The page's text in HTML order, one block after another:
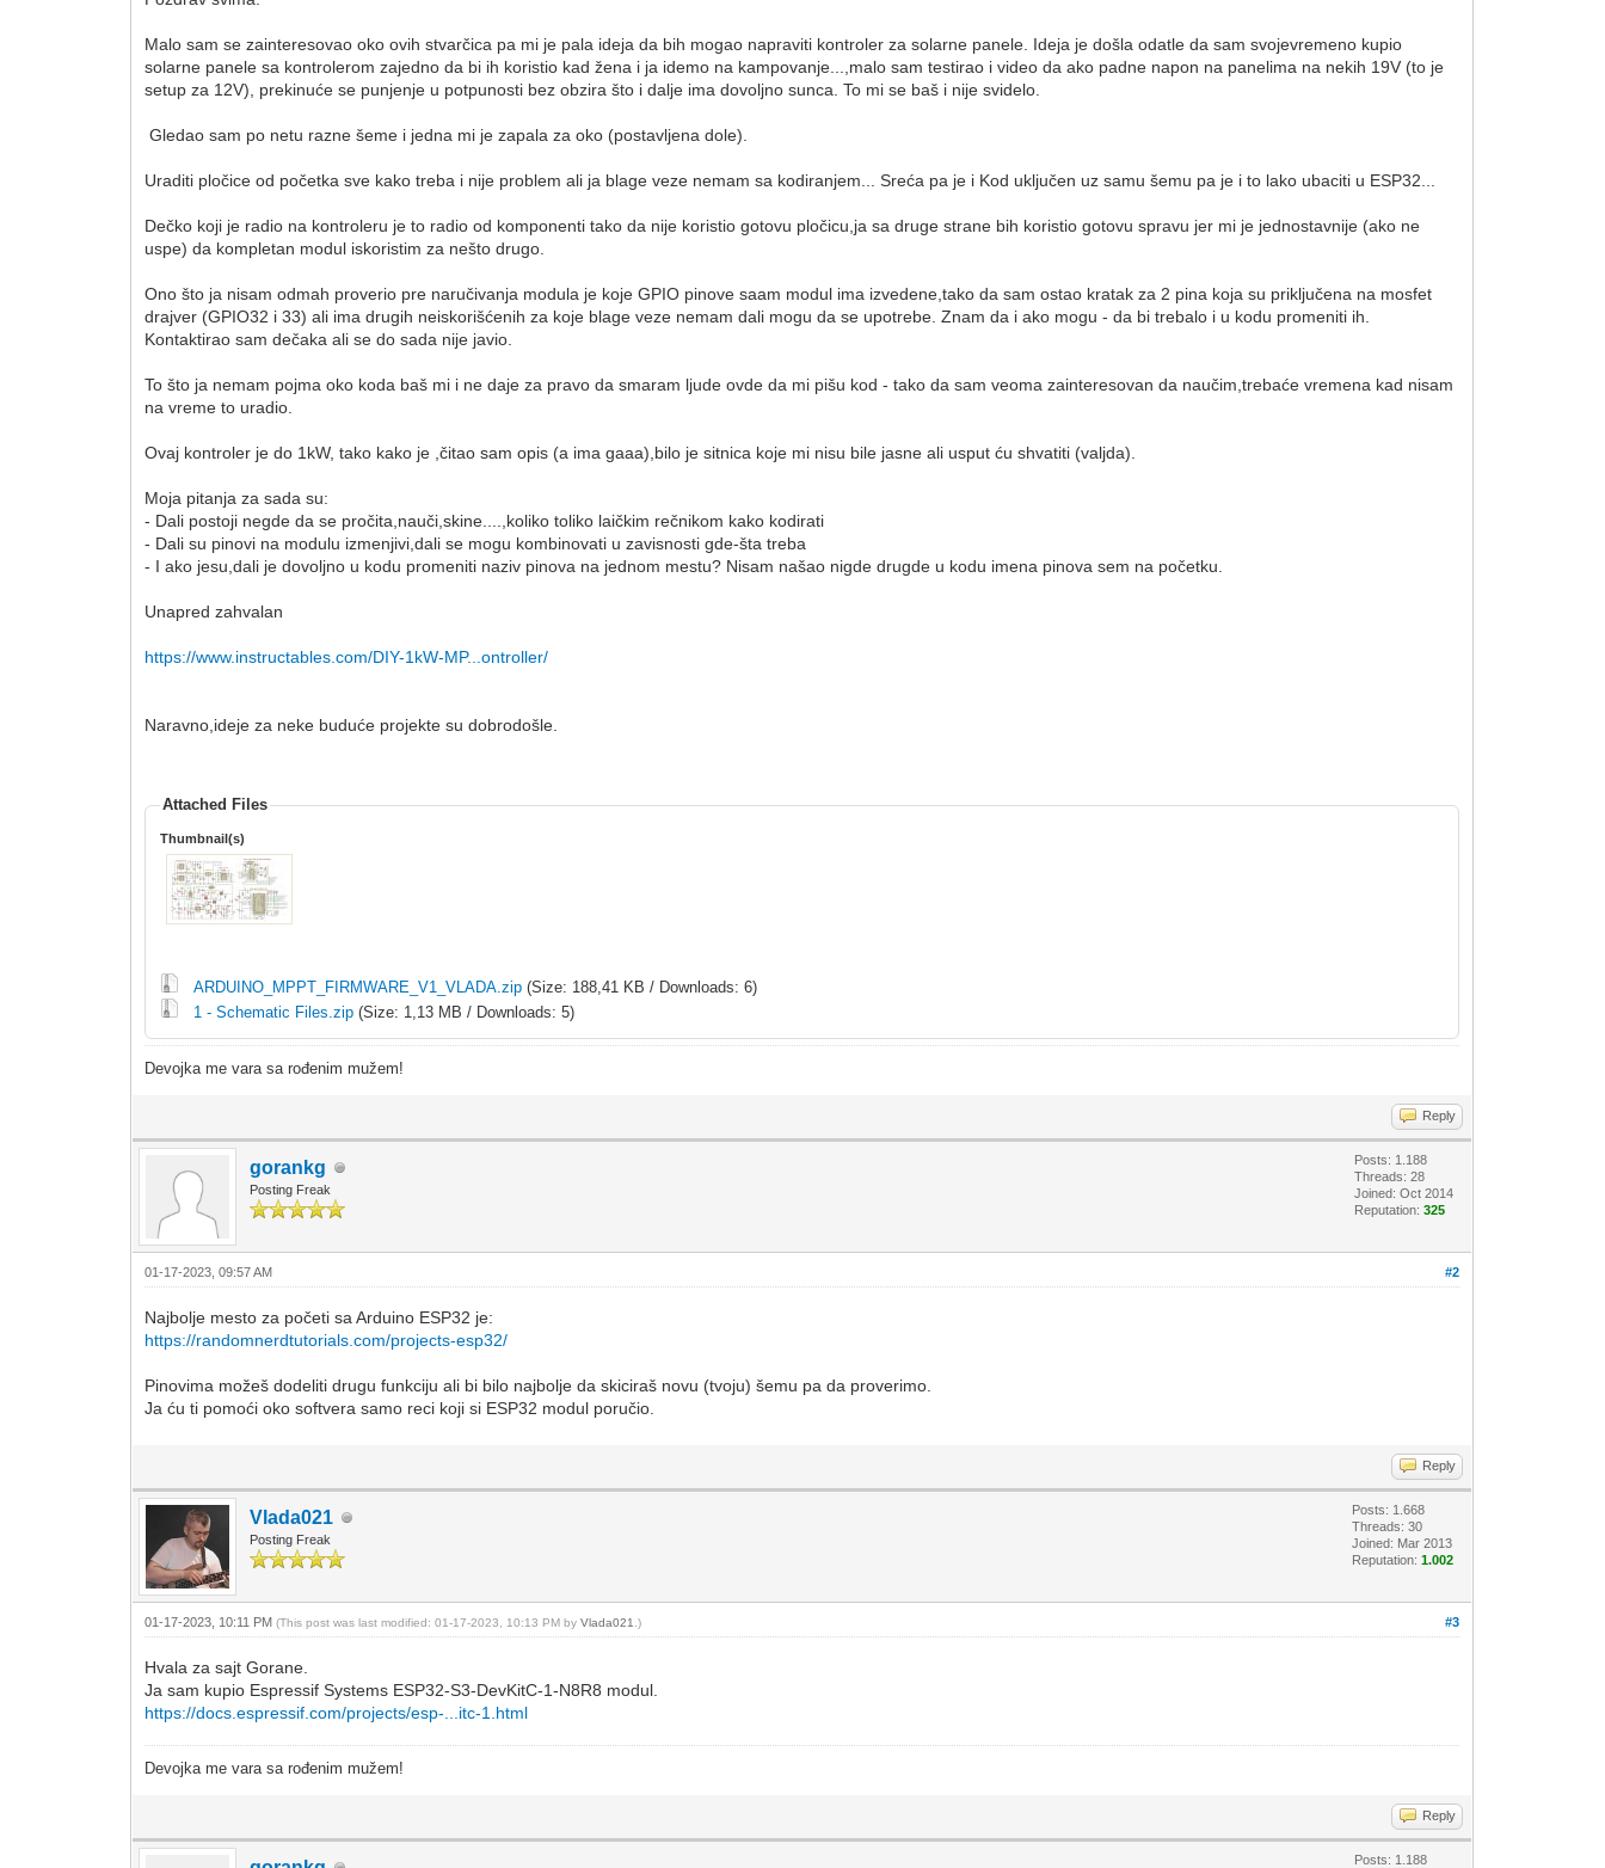
Malo sam se zainteresovao oko ovih stvarčica pa mi je pala ideja da bih mogao napraviti kontroler za solarne panele. Ideja je došla odatle da sam svojevremeno kupio
solarne panele sa kontrolerom zajedno da bi ih koristio kad žena i ja idemo na kampovanje...,malo sam testirao i video da ako padne napon na panelima na nekih 19V (to je
setup za 12V), prekinuće se punjenje u potpunosti bez obzira što i dalje ima dovoljno sunca. To mi se baš i nije svidelo.
Gledao sam po netu razne šeme i jedna mi je zapala za oko (postavljena dole).
Uraditi pločice od početka sve kako treba i nije problem ali ja blage veze nemam sa kodiranjem... Sreća pa je i Kod uključen uz samu šemu pa je i to lako ubaciti u ESP32...
Dečko koji je radio na kontroleru je to radio od komponenti tako da nije koristio gotovu pločicu,ja sa druge strane bih koristio gotovu spravu jer mi je jednostavnije (ako ne
uspe) da kompletan modul iskoristim za nešto drugo.
Ono što ja nisam odmah proverio pre naručivanja modula je koje GPIO pinove saam modul ima izvedene,tako da sam ostao kratak za 2 pina koja su priključena na mosfet
drajver (GPIO32 i 33) ali ima drugih neiskorišćenih za koje blage veze nemam dali mogu da se upotrebe. Znam da i ako mogu - da bi trebalo i u kodu promeniti ih.
Kontaktirao sam dečaka ali se do sada nije javio.
To što ja nemam pojma oko koda baš mi i ne daje za pravo da smaram ljude ovde da mi pišu kod - tako da sam veoma zainteresovan da naučim,trebaće vremena kad nisam
na vreme to uradio.
Ovaj kontroler je do 1kW, tako kako je ,čitao sam opis (a ima gaaa),bilo je sitnica koje mi nisu bile jasne ali usput ću shvatiti (valjda).
Moja pitanja za sada su:
- Dali postoji negde da se pročita,nauči,skine....,koliko toliko laičkim rečnikom kako kodirati
- Dali su pinovi na modulu izmenjivi,dali se mogu kombinovati u zavisnosti gde-šta treba
- I ako jesu,dali je dovoljno u kodu promeniti naziv pinova na jednom mestu? Nisam našao nigde drugde u kodu imena pinova sem na početku.
Unapred zahvalan
https://www.instructables.com/DIY-1kW-MP...ontroller/
Naravno,ideje za neke buduće projekte su dobrodošle.
Attached Files
Thumbnail(s)
ARDUINO_MPPT_FIRMWARE_V1_VLADA.zip (Size: 188,41 KB / Downloads: 6)
1 - Schematic Files.zip (Size: 1,13 MB / Downloads: 5)
Devojka me vara sa rođenim mužem!
Reply
gorankg
Posting Freak
Posts: 1.188
Threads: 28
Joined: Oct 2014
Reputation:325
#2
01-17-2023, 09:57 AM
Najbolje mesto za početi sa Arduino ESP32 je:
https://randomnerdtutorials.com/projects-esp32/
Pinovima možeš dodeliti drugu funkciju ali bi bilo najbolje da skiciraš novu (tvoju) šemu pa da proverimo.
Ja ću ti pomoći oko softvera samo reci koji si ESP32 modul poručio.
Reply
Vlada021
Posting Freak
Posts: 1.668
Threads: 30
Joined: Mar 2013
Reputation:1.002
#3
01-17-2023, 10:11 PM(This post was last modified: 01-17-2023, 10:13 PM byVlada021 .)
Hvala za sajt Gorane.
Ja sam kupio Espressif Systems ESP32-S3-DevKitC-1-N8R8 modul.
https://docs.espressif.com/projects/esp-...itc-1.html
Devojka me vara sa rođenim mužem!
Reply
Posts: 1.188